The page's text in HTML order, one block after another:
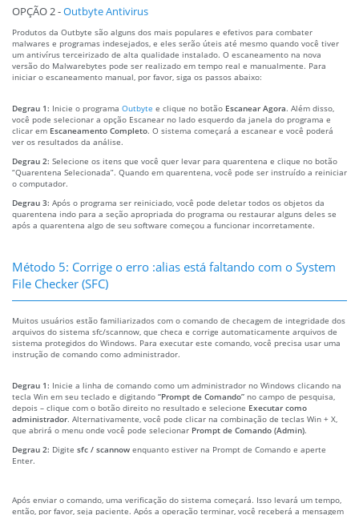
OPÇÃO 2 -Outbyte Antivirus
Produtos da Outbyte são alguns dos mais populares e efetivos para combater
malwares e programas indesejados, e eles serão úteis até mesmo quando você tiver
um antivírus terceirizado de alta qualidade instalado. O escaneamento na nova
versão do Malwarebytes pode ser realizado em tempo real e manualmente. Para
iniciar o escaneamento manual, por favor, siga os passos abaixo:
Degrau 1: Inicie o programa Outbyte e clique no botão Escanear Agora. Além disso,
você pode selecionar a opção Escanear no lado esquerdo da janela do programa e
clicar em Escaneamento Completo. O sistema começará a escanear e você poderá
ver os resultados da análise.
Degrau 2: Selecione os itens que você quer levar para quarentena e clique no botão
“Quarentena Selecionada”. Quando em quarentena, você pode ser instruído a reiniciar
o computador.
Degrau 3: Após o programa ser reiniciado, você pode deletar todos os objetos da
quarentena indo para a seção apropriada do programa ou restaurar alguns deles se
após a quarentena algo de seu software começou a funcionar incorretamente.
Método 5: Corrige o erro :alias está faltando com o System
File Checker (SFC)
Muitos usuários estão familiarizados com o comando de checagem de integridade dos
arquivos do sistema sfc/scannow, que checa e corrige automaticamente arquivos de
sistema protegidos do Windows. Para executar este comando, você precisa usar uma
instrução de comando como administrador.
Degrau 1: Inicie a linha de comando como um administrador no Windows clicando na
tecla Win em seu teclado e digitando “Prompt de Comando” no campo de pesquisa,
depois – clique com o botão direito no resultado e selecione Executar como
administrador. Alternativamente, você pode clicar na combinação de teclas Win + X,
que abrirá o menu onde você pode selecionar Prompt de Comando (Admin).
Degrau 2: Digite sfc / scannow enquanto estiver na Prompt de Comando e aperte
Enter.
Após enviar o comando, uma verificação do sistema começará. Isso levará um tempo,
então, por favor, seja paciente. Após a operação terminar, você receberá a mensagem